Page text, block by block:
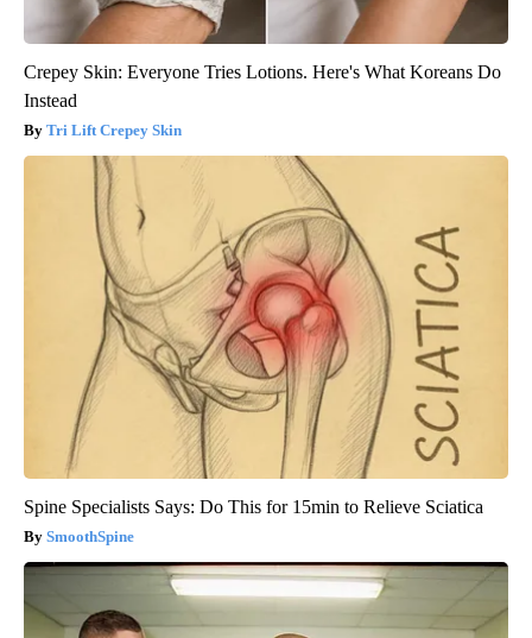
Crepey Skin: Everyone Tries Lotions. Here's What Koreans Do
Instead
Tri Lift Crepey Skin
Spine Specialists Says: Do This for 15min to Relieve Sciatica
SmoothSpine